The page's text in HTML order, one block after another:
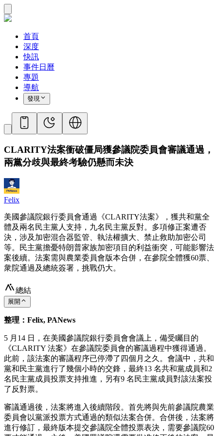
首頁
深度
快訊
事件日曆
專題
導航
發現
CLARITY法案衝破僵局獲參議院委員會審議通過，
兩黨分歧與最終考驗仍懸而未決
Felix
美國參議院銀行委員會通過《CLARITY法案》，獲共和黨全
體及兩名民主黨人支持，九名民主黨反對。多項修正案遭否
決，涉及加密混合器監管、執法權擴大、禁止救助加密公司
等。民主黨擔憂特朗普家族加密項目的利益衝突，可能影響法
案後續。法案需與農業委員會版本合併，在參院全體獲60票、
衆院通過及總統簽署，挑戰仍大。
總結
展開
整理：Felix, PANews
5 月14 日，在美國參議院銀行委員會會議上，備受矚目的
《CLARITY 法案》在參議院委員會的審議過程中獲得通過。
此前，該法案的審議程序已停滯了四個月之久。會議中，共和
黨和民主黨進行了幾個小時的交鋒，最終13 名共和黨成員和2
名民主黨成員投票支持推進，另有9 名民主黨成員對該法案投
了反對票。
審議通過後，法案將進入後續階段。首先將與先前參議院農業
委員會以黨派投票方式通過的類似法案合併。合併後，法案將
進行修訂，最終版本提交參議院全體投票表決，需要參議院60